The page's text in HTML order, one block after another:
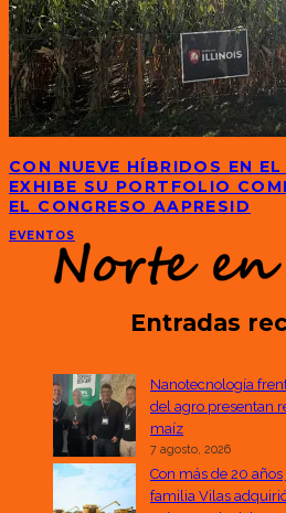
CON NUEVE HÍBRIDOS EN
EXHIBE SU PORTFOLIO
EL CONGRESO AAPRESID
EVENTOS
Entradas
Nanotecnología
del agro presentan
maíz
7 agosto, 2026
Con más de 20
familia Vilas